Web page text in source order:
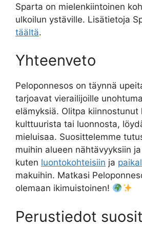
Sparta on mielenkiintoinen
ulkoilun ystäville. Lisätietoja
täältä.
Yhteenveto
Peloponnesos on täynnä
tarjoavat vierailijoille
elämyksiä. Olitpa kiinnostunut
kulttuurista tai luonnosta,
mieluisaa. Suosittelemme
muihin alueen nähtävyyksiin
kuten luontokohteisiin ja
makuihin. Matkasi
olemaan ikimuistoinen!
Perustiedot